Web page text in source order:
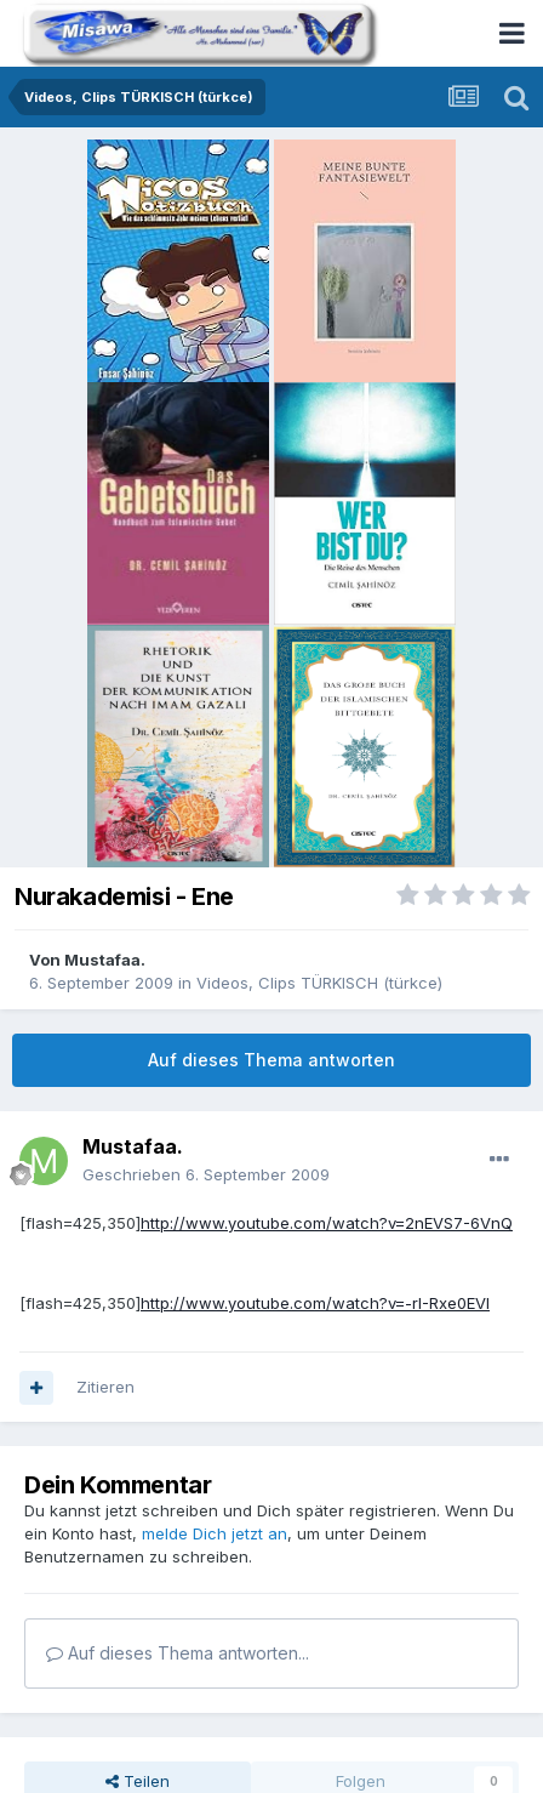
Videos, Clips TÜRKISCH (türkce)
Nurakademisi - Ene
Von Mustafaa.
6. September 2009 in Videos, Clips TÜRKISCH (türkce)
Auf dieses Thema antworten
Mustafaa.
Geschrieben 6. September 2009
[flash=425,350]http://www.youtube.com/watch?v=2nEVS7-6VnQ
[flash=425,350]http://www.youtube.com/watch?v=-rI-Rxe0EVI
Zitieren
Dein Kommentar
Du kannst jetzt schreiben und Dich später registrieren. Wenn Du
ein Konto hast, melde Dich jetzt an, um unter Deinem
Benutzernamen zu schreiben.
Auf dieses Thema antworten...
Teilen Folgen 0